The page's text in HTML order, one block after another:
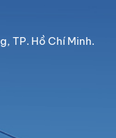
TP. Hồ Chí Minh.